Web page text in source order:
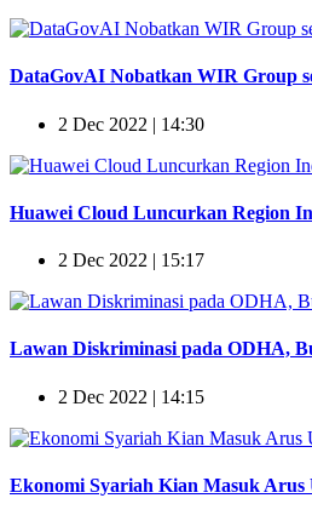
DataGovAI Nobatkan WIR Group
2 Dec 2022 | 14:30
Huawei Cloud Luncurkan Region
2 Dec 2022 | 15:17
Lawan Diskriminasi pada ODHA,
2 Dec 2022 | 14:15
Ekonomi Syariah Kian Masuk Arus